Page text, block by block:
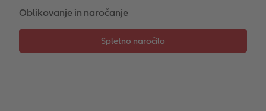
CEWE TAKOJŠNJI NATIS FOTOGRAFIJ
Takojšnja nalepka
Foto kolaži
Fototrak
Oblikovanje in naročanje